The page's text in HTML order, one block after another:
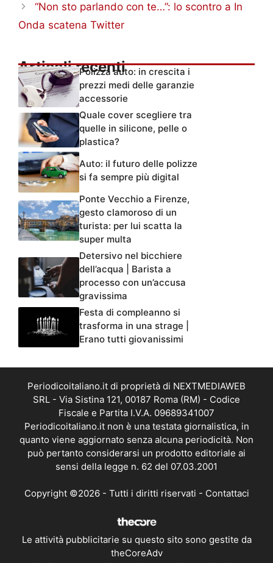
“Non sto parlando con te…”: lo scontro a In
Onda scatena Twitter
Articoli recentiPolizza auto: in crescita i
prezzi medi delle garanzie
accessorie
Quale cover scegliere tra
quelle in silicone, pelle o
plastica?
Auto: il futuro delle polizze
si fa sempre più digital
Ponte Vecchio a Firenze,
gesto clamoroso di un
turista: per lui scatta la
super multa
Detersivo nel bicchiere
dell’acqua | Barista a
processo con un’accusa
gravissima
Festa di compleanno si
trasforma in una strage |
Erano tutti giovanissimi
Periodicoitaliano.it di proprietà di NEXTMEDIAWEB
SRL - Via Sistina 121, 00187 Roma (RM) - Codice
Fiscale e Partita I.V.A. 09689341007
Periodicoitaliano.it non è una testata giornalistica, in
quanto viene aggiornato senza alcuna periodicità. Non
può pertanto considerarsi un prodotto editoriale ai
sensi della legge n. 62 del 07.03.2001
Copyright ©2026 - Tutti i diritti riservati - Contattaci
Le attività pubblicitarie su questo sito sono gestite da
theCoreAdv